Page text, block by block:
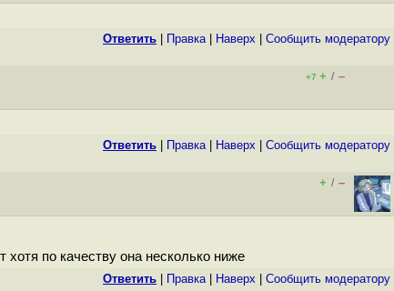
Ответить Правка| Наверх Cообщить модератору
+7 + / –
Ответить Правка| Наверх Cообщить модератору
+ / –
по качеству она несколько ниже
Ответить Правка| Наверх Cообщить модератору